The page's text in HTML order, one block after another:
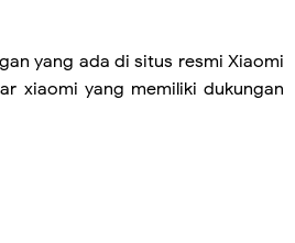
yang ada di situs resmi Xiaomi
xiaomi yang memiliki dukungan